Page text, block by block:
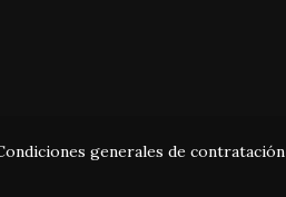
generales de contratación